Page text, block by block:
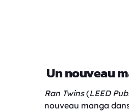
Un nouveau
Ran Twins(LEED
nouveau manga